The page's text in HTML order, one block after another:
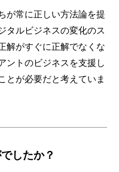
が常に正しい方法論を提
タルビジネスの変化のス
解がすぐに正解でなくな
ントのビジネスを支援し
とが必要だと考えていま
したか？